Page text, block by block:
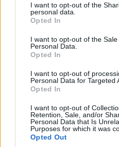
not limited to your visit or usage
grant or deny consent to
use your data for below
consent section.
I want to opt-out of the
personal data.
Opted In
I want to opt-out of the
Personal Data.
Opted In
I want to opt-out of
Personal Data for Targeted
Opted In
I want to opt-out of
Retention, Sale, and/or
Personal Data that Is
Purposes for which it was
Opted Out
2023. február 15. 18:43
Nem titkolja tovább:
Molnár Gusztáv volt felesége
mondta: volt párja
vele, hogy a színész egyik